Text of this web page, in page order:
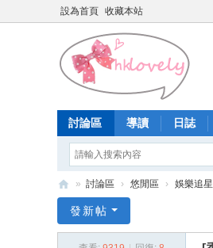
設為首頁 收藏本站
討論區 導讀 日誌
港
» 討論區 › 悠閒區 › 娛樂追星
發新帖